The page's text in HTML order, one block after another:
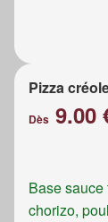
Pizza
Dès 9.00
Base sauce
chorizo,